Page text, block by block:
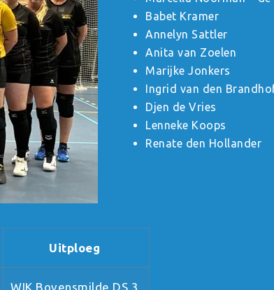
Babet Kramer
Annelyn Sattler
Anita van Zoelen
Marijke Jonkers
Ingrid van den
Djen de Vries
Lenneke Koops
Renate den Hollander
Uitploeg
WIK Bovensmilde DS 3